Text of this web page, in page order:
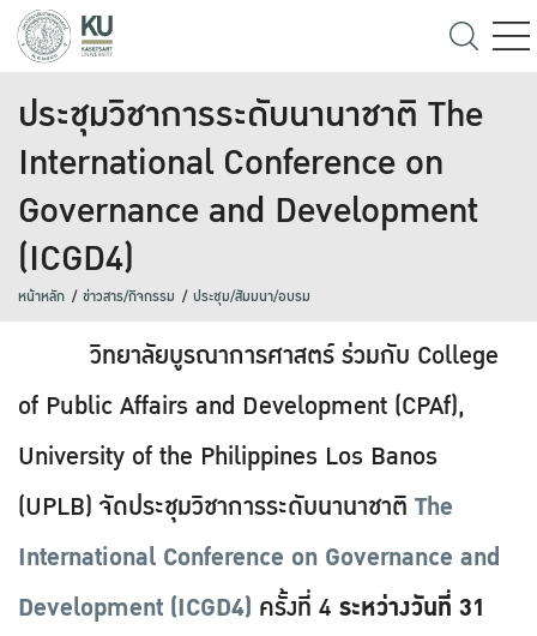
ประชุมวิชาการระดับนานาชาติ The
International Conference on
Governance and Development
(ICGD4)
หน้าหลัก ข่าวสาร/กิจกรรม ประชุม/สัมมนา/อบรม
วิทยาลัยบูรณาการศาสตร์ ร่วมกับ College
of Public Affairs and Development (CPAf),
University of the Philippines Los Banos
(UPLB) จัดประชุมวิชาการระดับนานาชาติ The
International Conference on Governance and
Development (ICGD4) ครั้งที่ 4 ระหว่างวันที่ 31